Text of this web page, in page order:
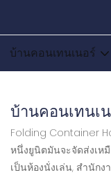
บ้านคอนเทนเนอร์
บ้านคอนเทนเ
Folding Container
หนึ่งยูนิตมันจะจัดส่งเห
เป็นห้องนั่งเล่น, สำนักง